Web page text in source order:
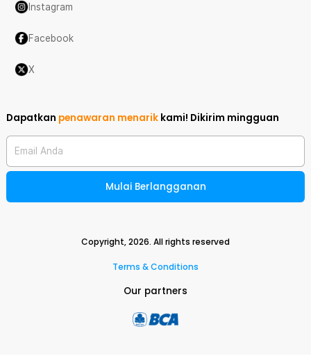
Instagram
Facebook
X
Dapatkan penawaran menarik kami! Dikirim mingguan
Email Anda
Mulai Berlangganan
Copyright,2026. All rights reserved
Terms & Conditions
Our partners